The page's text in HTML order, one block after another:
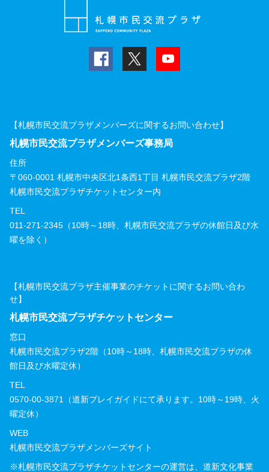
【札幌市民交流プラザメンバーズに関するお問い合わせ】
札幌市民交流プラザメンバーズ事務局
住所
〒060-0001 札幌市中央区北1条西1丁目 札幌市民交流プラザ2階
札幌市民交流プラザチケットセンター内
TEL
011-271-2345（10時～18時、札幌市民交流プラザの休館日及び水
曜を除く）
【札幌市民交流プラザ主催事業のチケットに関するお問い合わ
せ】
札幌市民交流プラザチケットセンター
窓口
札幌市民交流プラザ2階（10時～18時、札幌市民交流プラザの休
館日及び水曜定休）
TEL
0570-00-3871（道新プレイガイドにて承ります。10時～19時、火
曜定休）
WEB
札幌市民交流プラザメンバーズサイト
※札幌市民交流プラザチケットセンターの運営は、道新文化事業